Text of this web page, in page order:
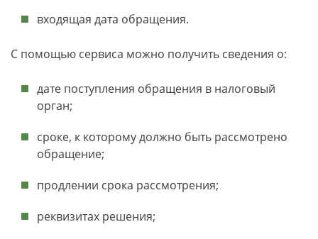
входящая дата обращения.
С помощью сервиса можно получить сведения о:
дате поступления обращения в налоговый
орган;
сроке, к которому должно быть рассмотрено
обращение;
продлении срока рассмотрения;
реквизитах решения;